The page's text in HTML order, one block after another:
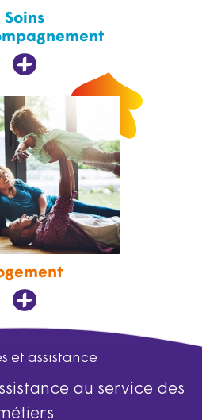
Soins
et assistance
au service des